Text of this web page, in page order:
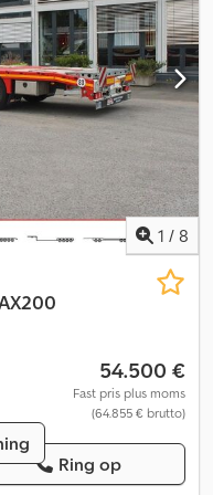
1 / 8
54.500 €
Fast pris plus moms
(64.855 € brutto)
Ring op